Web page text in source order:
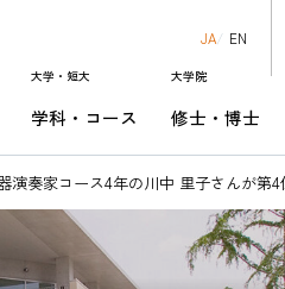
JA EN
大学・短大
学科・コース
大学院
修士・博士
HOME
なたにぴったりの学科・コースを
う
士後期課程 音楽芸術運営領域
和音楽大学管弦楽団
業後のキャリア
格課程
演奏家コース4年の川中 里子さんが第